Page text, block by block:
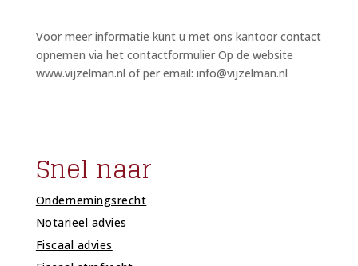
Voor meer informatie kunt u met ons kantoor contact
opnemen via het contactformulier Op de website
www.vijzelman.nl of per email: info@vijzelman.nl
Snel naar
Ondernemingsrecht
Notarieel advies
Fiscaal advies